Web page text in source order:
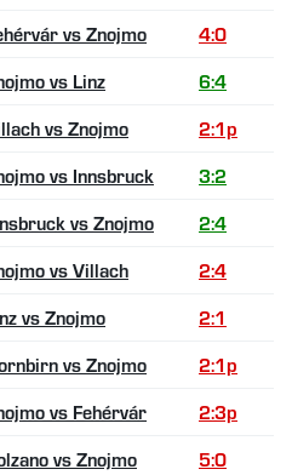
vs Znojmo 4:0
vs Linz 6:4
vs Znojmo 2:1p
vs Innsbruck 3:2
vs Znojmo 2:4
vs Villach 2:4
vs Znojmo 2:1
vs Znojmo 2:1p
vs Fehérvár 2:3p
vs Znojmo 5:0